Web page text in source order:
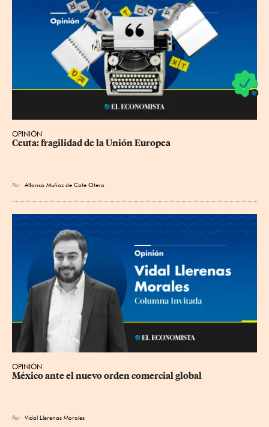
OPINIÓN
Ceuta: fragilidad de la Unión Europea
Por Alfonso Muñoz de Cote Otero
OPINIÓN
México ante el nuevo orden comercial global
Por Vidal Llerenas Morales